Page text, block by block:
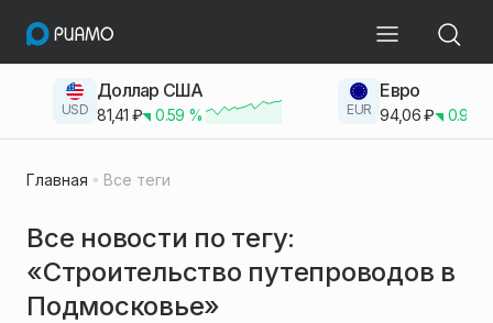
USD
Доллар США
81,41 ₽ 0.59 % EUR
Евро
94,06₽ 0.93
Главная Все теги
Все новости по тегу:
«Строительство путепроводов в
Подмосковье»